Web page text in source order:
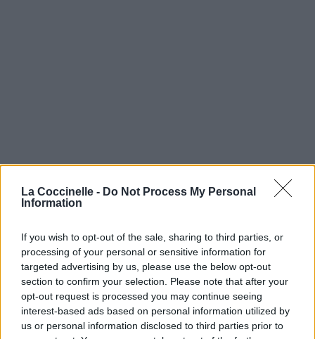
La Coccinelle - Do Not Process My Personal
Information
If you wish to opt-out of the sale, sharing to third parties, or
processing of your personal or sensitive information for
targeted advertising by us, please use the below opt-out
section to confirm your selection. Please note that after your
opt-out request is processed you may continue seeing
interest-based ads based on personal information utilized by
us or personal information disclosed to third parties prior to